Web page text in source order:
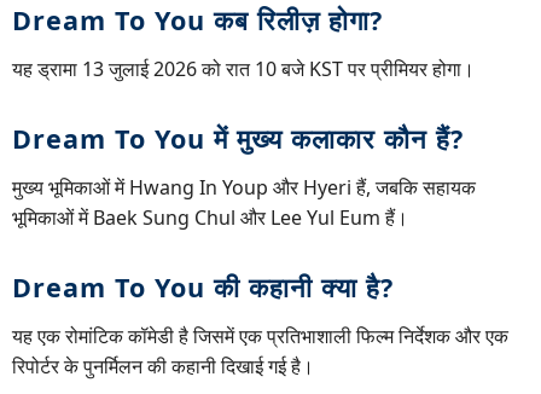
Dream To You कब रिलीज़ होगा?
यह ड्रामा 13 जुलाई 2026 को रात 10 बजे KST पर प्रीमियर होगा।
Dream To You में मुख्य कलाकार कौन हैं?
मुख्य भूमिकाओं में Hwang In Youp और Hyeri हैं, जबकि सहायक
भूमिकाओं में Baek Sung Chul और Lee Yul Eum हैं।
Dream To You की कहानी क्या है?
यह एक रोमांटिक कॉमेडी है जिसमें एक प्रतिभाशाली फिल्म निर्देशक और एक
रिपोर्टर के पुनर्मिलन की कहानी दिखाई गई है।